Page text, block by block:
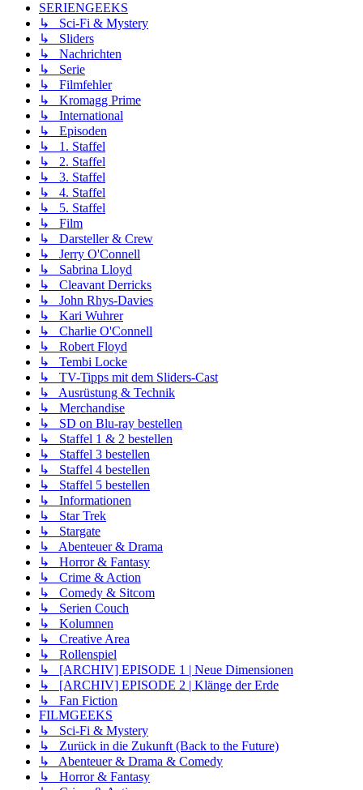
SERIENGEEKS
↳ Sci-Fi & Mystery
↳ Sliders
↳ Nachrichten
↳ Serie
↳ Filmfehler
↳ Kromagg Prime
↳ International
↳ Episoden
↳ 1. Staffel
↳ 2. Staffel
↳ 3. Staffel
↳ 4. Staffel
↳ 5. Staffel
↳ Film
↳ Darsteller & Crew
↳ Jerry O'Connell
↳ Sabrina Lloyd
↳ Cleavant Derricks
↳ John Rhys-Davies
↳ Kari Wuhrer
↳ Charlie O'Connell
↳ Robert Floyd
↳ Tembi Locke
↳ TV-Tipps mit dem Sliders-Cast
↳ Ausrüstung & Technik
↳ Merchandise
↳ SD on Blu-ray bestellen
↳ Staffel 1 & 2 bestellen
↳ Staffel 3 bestellen
↳ Staffel 4 bestellen
↳ Staffel 5 bestellen
↳ Informationen
↳ Star Trek
↳ Stargate
↳ Abenteuer & Drama
↳ Horror & Fantasy
↳ Crime & Action
↳ Comedy & Sitcom
↳ Serien Couch
↳ Kolumnen
↳ Creative Area
↳ Rollenspiel
↳ [ARCHIV] EPISODE 1 | Neue Dimensionen
↳ [ARCHIV] EPISODE 2 | Klänge der Erde
↳ Fan Fiction
FILMGEEKS
↳ Sci-Fi & Mystery
↳ Zurück in die Zukunft (Back to the Future)
↳ Abenteuer & Drama & Comedy
↳ Horror & Fantasy